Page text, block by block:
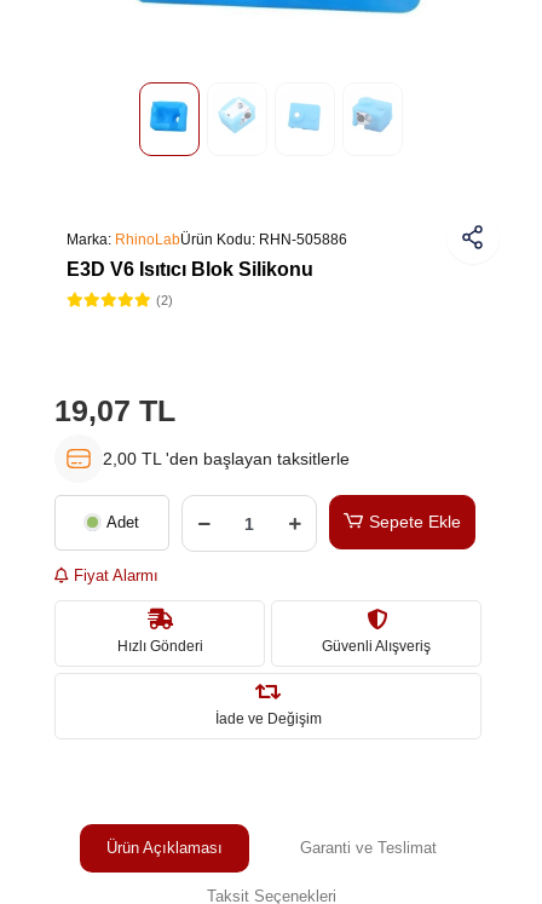
Marka: RhinoLabÜrün Kodu: RHN-505886
E3D V6 Isıtıcı Blok Silikonu
(2)
19,07 TL
2,00 TL 'den başlayan taksitlerle
Adet Sepete Ekle
Fiyat Alarmı
Hızlı Gönderi Güvenli Alışveriş
İade ve Değişim
Ürün Açıklaması Garanti ve Teslimat
Taksit Seçenekleri